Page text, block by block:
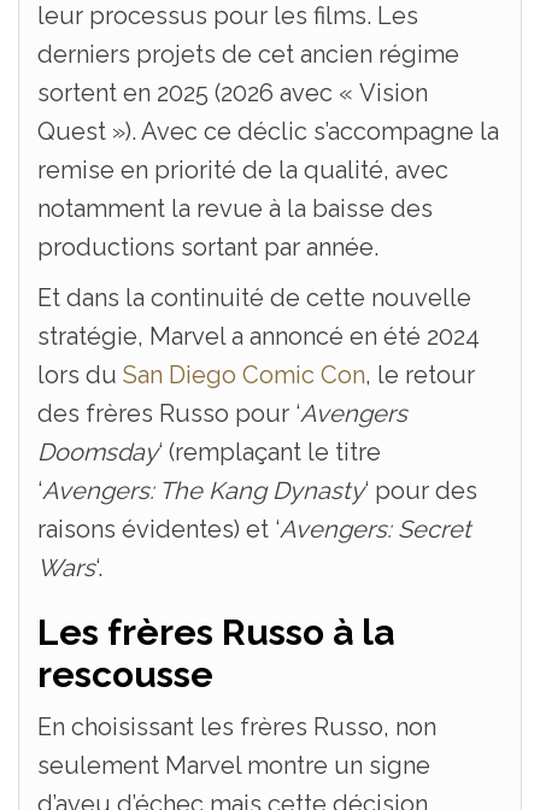
leur processus pour les films. Les
derniers projets de cet ancien régime
sortent en 2025 (2026 avec « Vision
Quest »). Avec ce déclic s’accompagne la
remise en priorité de la qualité, avec
notamment la revue à la baisse des
productions sortant par année.
Et dans la continuité de cette nouvelle
stratégie, Marvel a annoncé en été 2024
lors du San Diego Comic Con, le retour
des frères Russo pour ‘Avengers
Doomsday‘ (remplaçant le titre
‘Avengers: The Kang Dynasty‘ pour des
raisons évidentes) et ‘Avengers: Secret
Wars‘.
Les frères Russo à la
rescousse
En choisissant les frères Russo, non
seulement Marvel montre un signe
d’aveu d’échec mais cette décision